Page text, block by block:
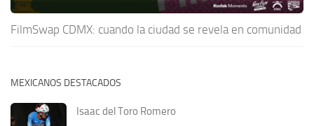
FilmSwap CDMX: cuando la ciudad se revela en comunidad
MEXICANOS DESTACADOS
Isaac del Toro Romero